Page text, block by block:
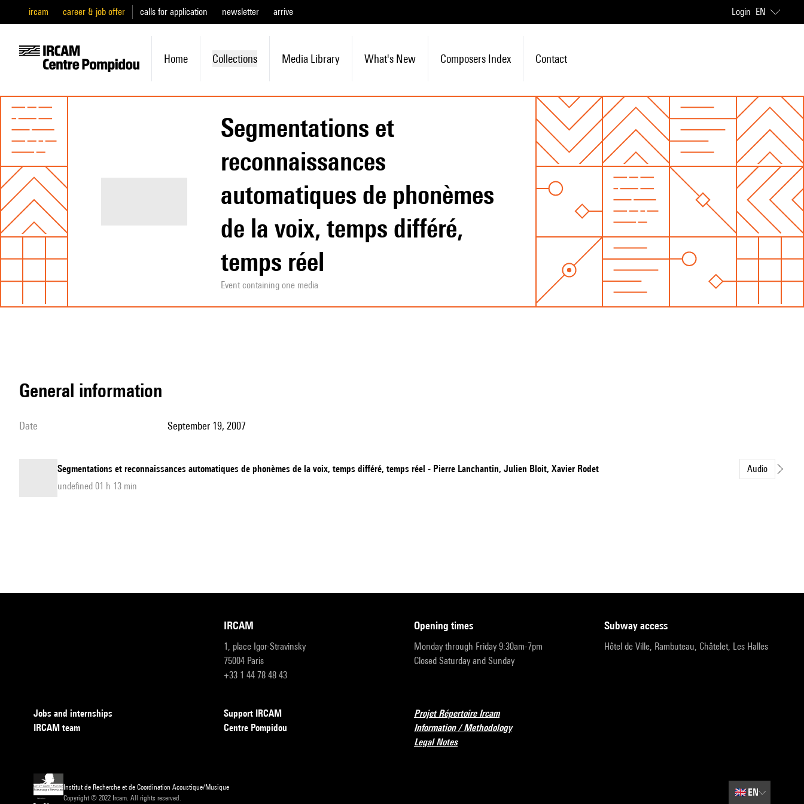
ircam career & job offer calls for application newsletter arrive Login EN
Home Collections Media Library What's New Composers Index Contact
Segmentations et
reconnaissances
automatiques de phonèmes
de la voix, temps différé,
temps réel
Event containing one media
general information
date September 19, 2007
Segmentations et reconnaissances automatiques de phonèmes de la voix, temps différé, temps réel - Pierre Lanchantin, Julien Bloit, Xavier Rodet
Audio
undefined 01 h 13 min
IRCAM
1, place Igor-Stravinsky
75004 Paris
+33 1 44 78 48 43
opening times
Monday through Friday 9:30am-7pm
Closed Saturday and Sunday
subway access
Hôtel de Ville, Rambuteau, Châtelet, Les Halles
Jobs and internships
IRCAM team
Support IRCAM
Centre Pompidou
Projet Répertoire Ircam
Information / Methodology
Legal Notes
Institut de Recherche et de Coordination Acoustique/Musique
Copyright © 2022 Ircam. All rights reserved.
🇬🇧EN